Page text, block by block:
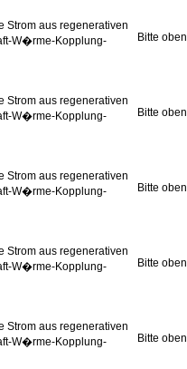
Strom aus regenerativen
W�rme-Kopplung-
Bitte
Strom aus regenerativen
W�rme-Kopplung-
Bitte
Strom aus regenerativen
W�rme-Kopplung-
Bitte
Strom aus regenerativen
W�rme-Kopplung-
Bitte
Strom aus regenerativen
W�rme-Kopplung-
Bitte